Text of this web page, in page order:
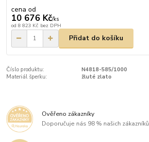
cena od
10 676 Kč/ks
od 8 823 Kč bez DPH
Přidat do košíku
Číslo produktu:
N4818-585/1000
Materiál šperku:
žluté zlato
Ověřeno zákazníky
Doporučuje nás 98 % našich zákazníků